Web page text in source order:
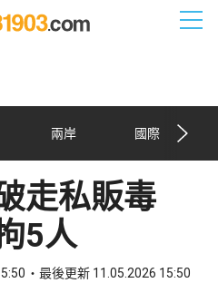
兩岸 國際
走私販毒
5人
最後更新 11.05.2026 15:50